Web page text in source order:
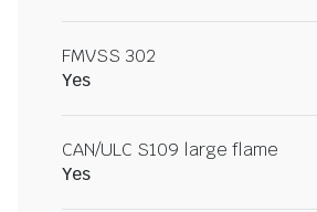
FMVSS 302
Yes
CAN/ULC S109 large flame
Yes